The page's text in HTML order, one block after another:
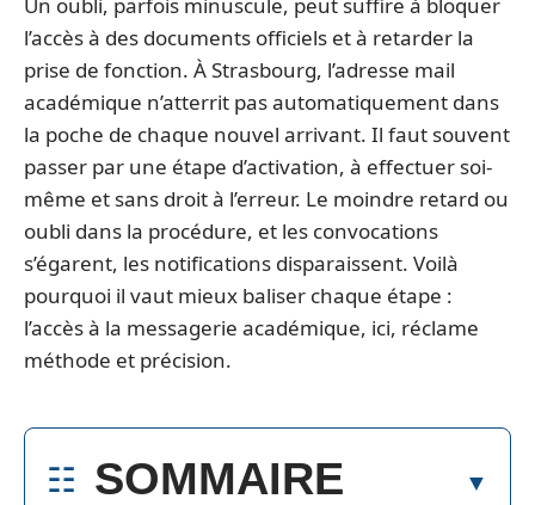
l’accès à des documents officiels et à retarder la
prise de fonction. À Strasbourg, l’adresse mail
académique n’atterrit pas automatiquement dans
la poche de chaque nouvel arrivant. Il faut souvent
passer par une étape d’activation, à effectuer soi-
même et sans droit à l’erreur. Le moindre retard ou
oubli dans la procédure, et les convocations
s’égarent, les notifications disparaissent. Voilà
pourquoi il vaut mieux baliser chaque étape :
l’accès à la messagerie académique, ici, réclame
méthode et précision.
SOMMAIRE